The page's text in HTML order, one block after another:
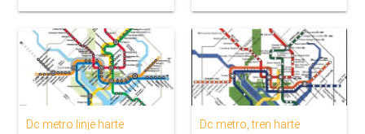
Dc metro linjë hartë Dc metro, tren hartë